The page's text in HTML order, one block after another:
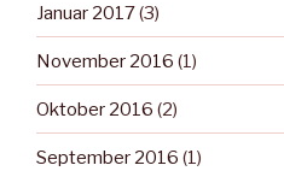
Januar 2017(3)
November 2016 (1)
Oktober 2016 (2)
September 2016 (1)